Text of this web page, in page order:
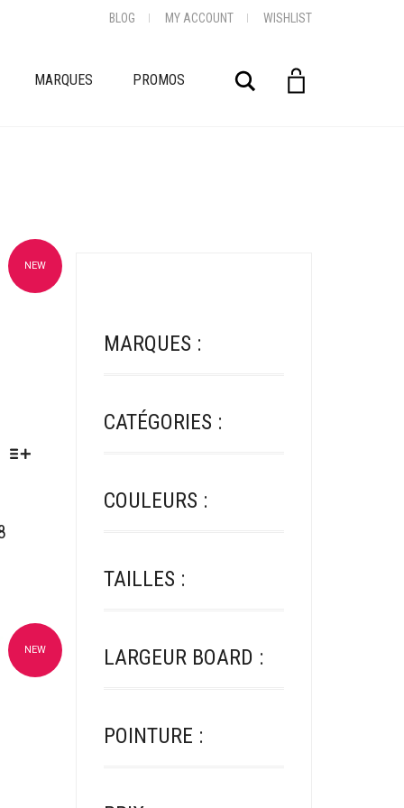
BLOG MY ACCOUNT WISHLIST
MARQUES PROMOS Rechercher
NEW
NEW
MARQUES :
CATÉGORIES :
COULEURS :
TAILLES :
LARGEUR BOARD :
POINTURE :